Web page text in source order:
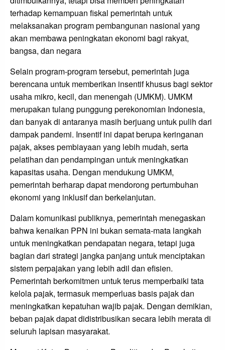
terhadap kemampuan fiskal pemerintah untuk
melaksanakan program pembangunan nasional yang
akan membawa peningkatan ekonomi bagi rakyat,
bangsa, dan negara
Selain program-program tersebut, pemerintah juga
berencana untuk memberikan insentif khusus bagi sektor
usaha mikro, kecil, dan menengah (UMKM). UMKM
merupakan tulang punggung perekonomian Indonesia,
dan banyak di antaranya masih berjuang untuk pulih dari
dampak pandemi. Insentif ini dapat berupa keringanan
pajak, akses pembiayaan yang lebih mudah, serta
pelatihan dan pendampingan untuk meningkatkan
kapasitas usaha. Dengan mendukung UMKM,
pemerintah berharap dapat mendorong pertumbuhan
ekonomi yang inklusif dan berkelanjutan.
Dalam komunikasi publiknya, pemerintah menegaskan
bahwa kenaikan PPN ini bukan semata-mata langkah
untuk meningkatkan pendapatan negara, tetapi juga
bagian dari strategi jangka panjang untuk menciptakan
sistem perpajakan yang lebih adil dan efisien.
Pemerintah berkomitmen untuk terus memperbaiki tata
kelola pajak, termasuk memperluas basis pajak dan
meningkatkan kepatuhan wajib pajak. Dengan demikian,
beban pajak dapat didistribusikan secara lebih merata di
seluruh lapisan masyarakat.